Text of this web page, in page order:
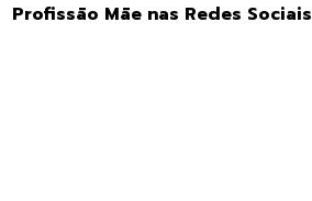
Profissão Mãe nas Redes Sociais